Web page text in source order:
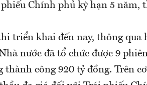
Chính phủ kỳ hạn 5 năm,
triển khai đến nay, thông qua
nước đã tổ chức được 9
thành công 920 tỷ đồng. Trên